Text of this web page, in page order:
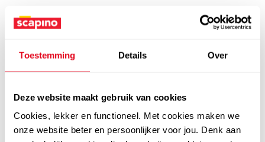
Toestemming Details Over
Deze website maakt gebruik van cookies
Cookies, lekker en functioneel. Met cookies maken we
onze website beter en persoonlijker voor jou. Denk aan